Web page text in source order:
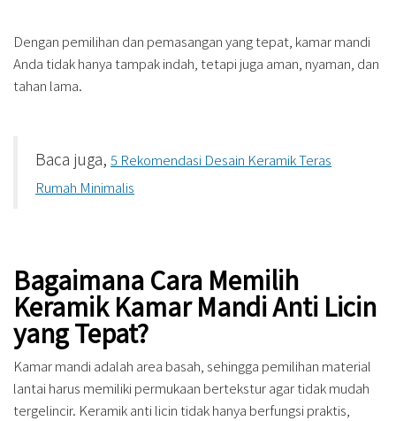
Dengan pemilihan dan pemasangan yang tepat, kamar mandi
Anda tidak hanya tampak indah, tetapi juga aman, nyaman, dan
tahan lama.
Baca juga, 5 Rekomendasi Desain Keramik Teras
Rumah Minimalis
Bagaimana Cara Memilih
Keramik Kamar Mandi Anti Licin
yang Tepat?
Kamar mandi adalah area basah, sehingga pemilihan material
lantai harus memiliki permukaan bertekstur agar tidak mudah
tergelincir. Keramik anti licin tidak hanya berfungsi praktis,